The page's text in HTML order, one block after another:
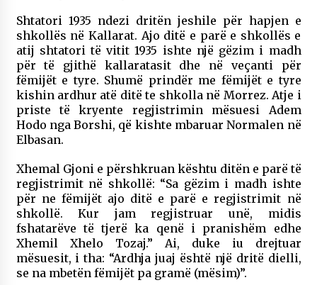
Shtatori 1935 ndezi dritën jeshile për hapjen e
shkollës në Kallarat. Ajo ditë e parë e shkollës e
atij shtatori të vitit 1935 ishte një gëzim i madh
për të gjithë kallaratasit dhe në veçanti për
fëmijët e tyre. Shumë prindër me fëmijët e tyre
kishin ardhur atë ditë te shkolla në Morrez. Atje i
priste të kryente regjistrimin mësuesi Adem
Hodo nga Borshi, që kishte mbaruar Normalen në
Elbasan.
Xhemal Gjoni e përshkruan kështu ditën e parë të
regjistrimit në shkollë: “Sa gëzim i madh ishte
për ne fëmijët ajo ditë e parë e regjistrimit në
shkollë. Kur jam regjistruar unë, midis
fshatarëve të tjerë ka qenë i pranishëm edhe
Xhemil Xhelo Tozaj.” Ai, duke iu drejtuar
mësuesit, i tha: “Ardhja juaj është një dritë dielli,
se na mbetën fëmijët pa gramë (mësim)”.